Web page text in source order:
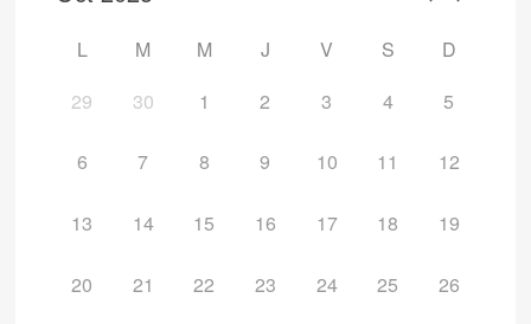
L M M J V S
D
29
30 1 2 3 4 5
6 7 8 9 10 11 12
13 14 15 16 17 18 19
20 21 22 23 24 25 26